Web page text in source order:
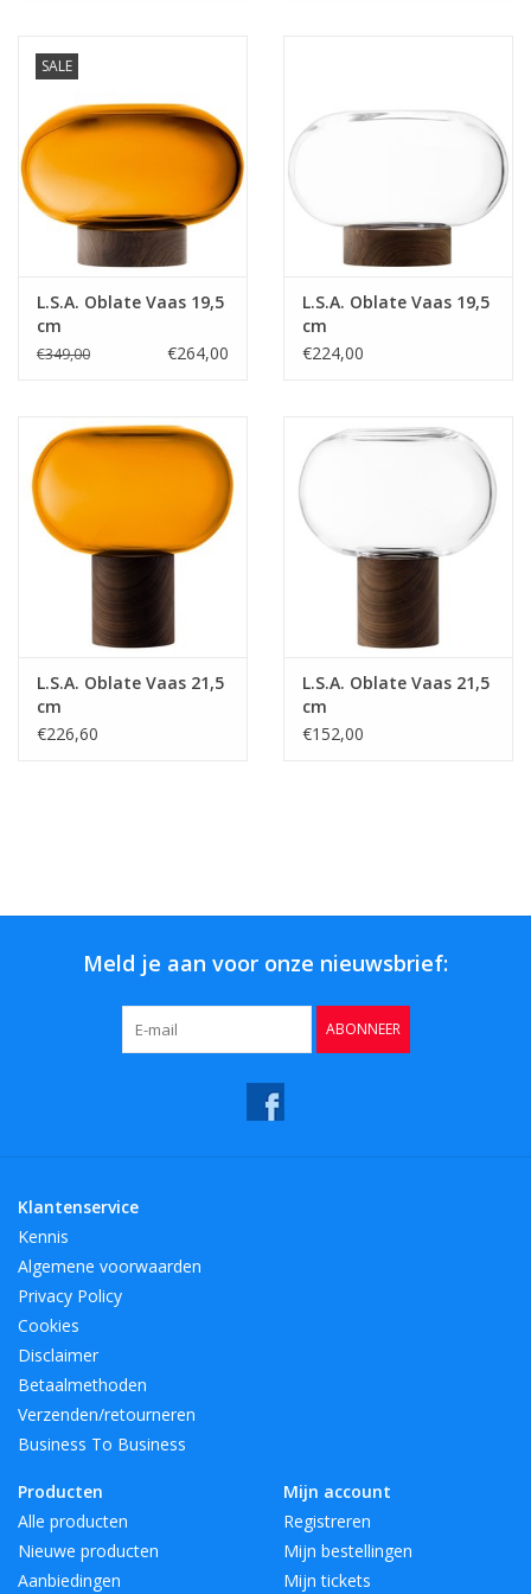
SALE
L.S.A. Oblate Vaas 19,5
cm
€349,00 €264,00
L.S.A. Oblate Vaas 19,5
cm
€224,00
L.S.A. Oblate Vaas 21,5
cm
€226,60
L.S.A. Oblate Vaas 21,5
cm
€152,00
Meld je aan voor onze nieuwsbrief:
ABONNEER
Klantenservice
Kennis
Algemene voorwaarden
Privacy Policy
Cookies
Disclaimer
Betaalmethoden
Verzenden/retourneren
Business To Business
Producten
Alle producten
Nieuwe producten
Aanbiedingen
Mijn account
Registreren
Mijn bestellingen
Mijn tickets